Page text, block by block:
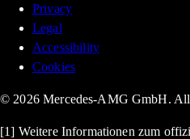
Privacy
Legal
Accessibility
Cookies
© 2026 Mercedes-AMG GmbH.
[1] Weitere Informationen zum